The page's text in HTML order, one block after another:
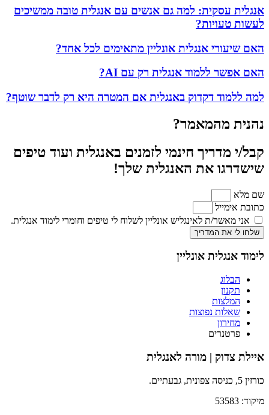
אנגלית עסקית: למה גם אנשים עם אנגלית טובה ממשיכים
לעשות טעויות?
האם שיעורי אנגלית אונליין מתאימים לכל אחד?
האם אפשר ללמוד אנגלית רק עם AI?
למה ללמוד דקדוק באנגלית אם המטרה היא רק לדבר שוטף?
נהנית מהמאמר?
קבל/י מדריך חינמי לזמנים באנגלית ועוד טיפים
שישדרגו את האנגלית שלך!
שם מלא
כתובת אימייל
אני מאשר/ת לאינגליש אונליין לשלוח לי טיפים וחומרי לימוד אנגלית.
שלחו לי את המדריך
לימוד אנגלית אונליין
הבלוג
תקנון
המלצות
שאלות נפוצות
מחירון
פרטנרים
איילת צדוק | מורה לאנגלית
כורזין 5, כניסה צפונית, גבעתיים.
מיקוד: 53583